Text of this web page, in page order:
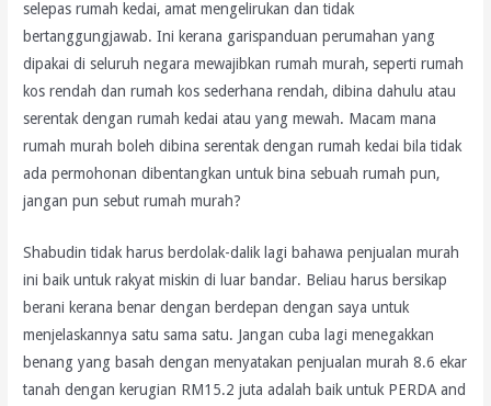
selepas rumah kedai, amat mengelirukan dan tidak
bertanggungjawab. Ini kerana garispanduan perumahan yang
dipakai di seluruh negara mewajibkan rumah murah, seperti rumah
kos rendah dan rumah kos sederhana rendah, dibina dahulu atau
serentak dengan rumah kedai atau yang mewah. Macam mana
rumah murah boleh dibina serentak dengan rumah kedai bila tidak
ada permohonan dibentangkan untuk bina sebuah rumah pun,
jangan pun sebut rumah murah?
Shabudin tidak harus berdolak-dalik lagi bahawa penjualan murah
ini baik untuk rakyat miskin di luar bandar. Beliau harus bersikap
berani kerana benar dengan berdepan dengan saya untuk
menjelaskannya satu sama satu. Jangan cuba lagi menegakkan
benang yang basah dengan menyatakan penjualan murah 8.6 ekar
tanah dengan kerugian RM15.2 juta adalah baik untuk PERDA and